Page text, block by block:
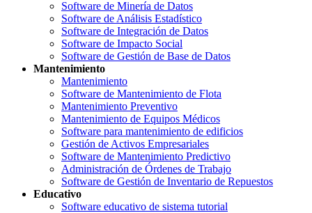
Software de Minería de Datos
Software de Análisis Estadístico
Software de Integración de Datos
Software de Impacto Social
Software de Gestión de Base de Datos
Mantenimiento
Mantenimiento
Software de Mantenimiento de Flota
Mantenimiento Preventivo
Mantenimiento de Equipos Médicos
Software para mantenimiento de edificios
Gestión de Activos Empresariales
Software de Mantenimiento Predictivo
Administración de Órdenes de Trabajo
Software de Gestión de Inventario de Repuestos
Educativo
Software educativo de sistema tutorial